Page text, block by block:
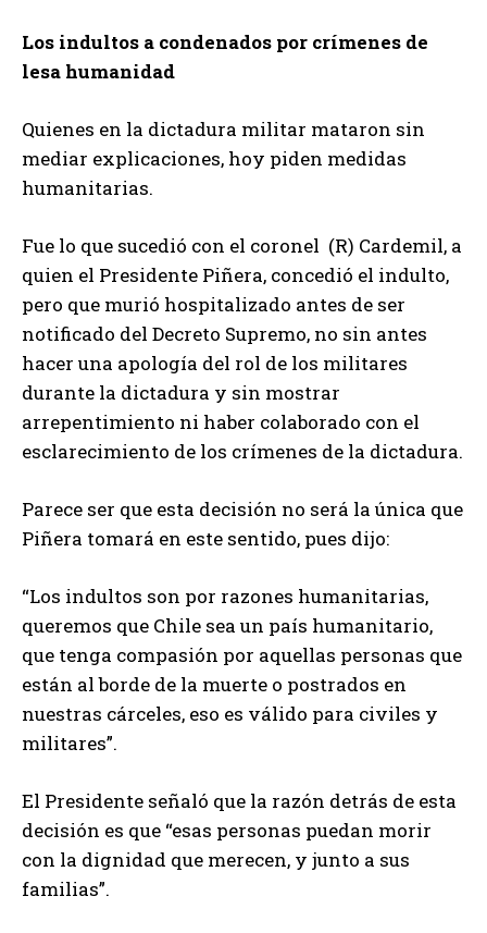
Los indultos a condenados por crímenes de
lesa humanidad
Quienes en la dictadura militar mataron sin
mediar explicaciones, hoy piden medidas
humanitarias.
Fue lo que sucedió con el coronel (R) Cardemil, a
quien el Presidente Piñera, concedió el indulto,
pero que murió hospitalizado antes de ser
notificado del Decreto Supremo, no sin antes
hacer una apología del rol de los militares
durante la dictadura y sin mostrar
arrepentimiento ni haber colaborado con el
esclarecimiento de los crímenes de la dictadura.
Parece ser que esta decisión no será la única que
Piñera tomará en este sentido, pues dijo:
“Los indultos son por razones humanitarias,
queremos que Chile sea un país humanitario,
que tenga compasión por aquellas personas que
están al borde de la muerte o postrados en
nuestras cárceles, eso es válido para civiles y
militares”.
El Presidente señaló que la razón detrás de esta
decisión es que “esas personas puedan morir
con la dignidad que merecen, y junto a sus
familias”.